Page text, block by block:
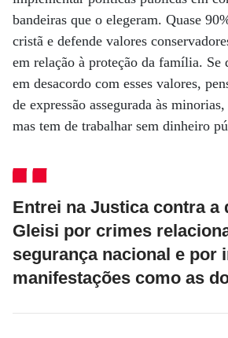
bandeiras que o elegeram. Quase
cristã e defende valores
em relação à proteção da família. Se
em desacordo com esses valores,
de expressão assegurada às
mas tem de trabalhar sem dinheiro
Entrei na Justica contra a
Gleisi por crimes
segurança nacional e por
manifestações como as